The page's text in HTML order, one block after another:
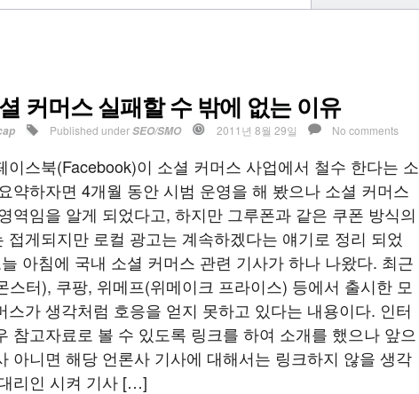
커머스 실패할 수 밖에 없는 이유
Published underSEO/SMO 2011년 8월 29일 No comments
이스북(Facebook)이 소셜 커머스 사업에서 철수 한다는 소
약하자면 4개월 동안 시범 운영을 해 봤으나 소셜 커머스
역임을 알게 되었다고, 하지만 그루폰과 같은 쿠폰 방식의
접게되지만 로컬 광고는 계속하겠다는 얘기로 정리 되었
아침에 국내 소셜 커머스 관련 기사가 하나 나왔다. 최근
스터), 쿠팡, 위메프(위메이크 프라이스) 등에서 출시한 모
스가 생각처럼 호응을 얻지 못하고 있다는 내용이다. 인터
참고자료로 볼 수 있도록 링크를 하여 소개를 했으나 앞으
아니면 해당 언론사 기사에 대해서는 링크하지 않을 생각
리인 시켜 기사 […]